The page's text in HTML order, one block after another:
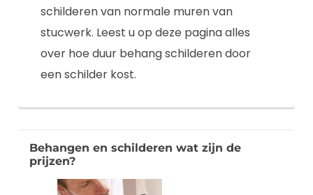
schilderen van normale muren van
stucwerk. Leest u op deze pagina alles
over hoe duur behang schilderen door
een schilder kost.
Behangen en schilderen wat zijn de
prijzen?